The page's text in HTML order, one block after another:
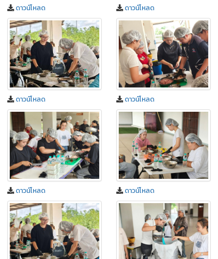
ดาวน์โหลด ดาวน์โหลด
ดาวน์โหลด ดาวน์โหลด
ดาวน์โหลด ดาวน์โหลด